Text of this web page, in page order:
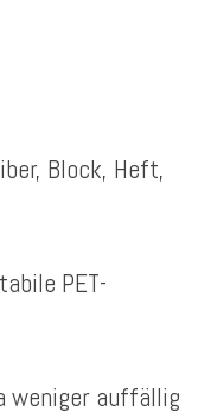
Block, Heft,
PET-
weniger auffällig